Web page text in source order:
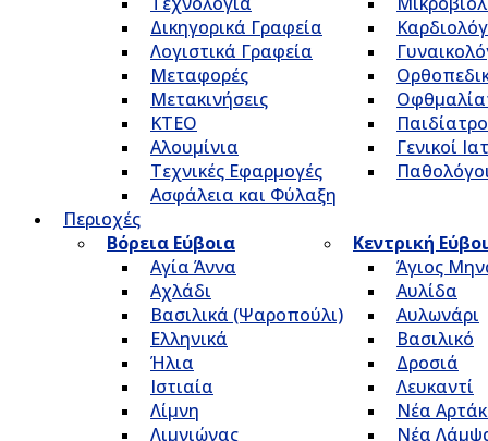
Δικηγορικά Γραφεία
Λογιστικά Γραφεία
Μεταφορές
Μετακινήσεις
ΚΤΕΟ
Αλουμίνια
Τεχνικές Εφαρμογές
Ασφάλεια και Φύλαξη
Γενικοί
Περιοχές
Βόρεια Εύβοια
Αγία Άννα
Αχλάδι
Βασιλικά (Ψαροπούλι)
Ελληνικά
Ήλια
Ιστιαία
Λίμνη
Λιμνιώνας
Κεντρική
Άγιος
Αυλίδα
Αυλωνάρι
Βασιλικό
Δροσιά
Λευκαντί
Νέα
Νέα